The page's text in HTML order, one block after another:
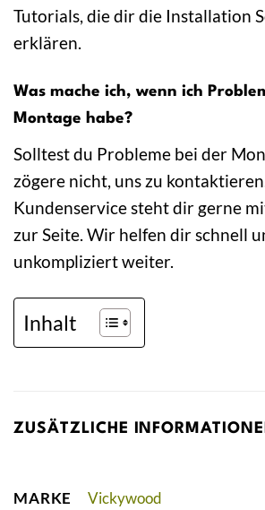
Tutorials, die dir die Installation
erklären.
Was mache ich, wenn ich
Montage habe?
Solltest du Probleme bei der
zögere nicht, uns zu
Kundenservice steht dir gerne
zur Seite. Wir helfen dir schnell
unkompliziert weiter.
Inhalt
ZUSÄTZLICHE
MARKE Vickywood